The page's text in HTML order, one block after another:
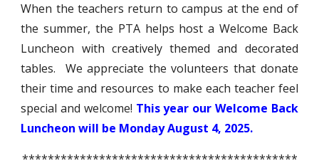
When the teachers return to campus at the end of
the summer, the PTA helps host a Welcome Back
Luncheon with creatively themed and decorated
tables. We appreciate the volunteers that donate
their time and resources to make each teacher feel
special and welcome! This year our Welcome Back
Luncheon will be Monday August 4, 2025.
*******************************************